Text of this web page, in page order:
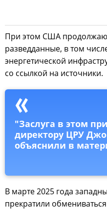
При этом США
разведданные, в том
энергетической
со ссылкой на источники.
"Заслуга в этом
директору ЦРУ
объяснили в
В марте 2025 года
прекратили